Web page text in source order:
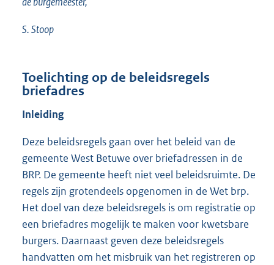
S. Stoop
Toelichting op de beleidsregels
briefadres
Inleiding
Deze beleidsregels gaan over het beleid van de
gemeente West Betuwe over briefadressen in de
BRP. De gemeente heeft niet veel beleidsruimte. De
regels zijn grotendeels opgenomen in de Wet brp.
Het doel van deze beleidsregels is om registratie op
een briefadres mogelijk te maken voor kwetsbare
burgers. Daarnaast geven deze beleidsregels
handvatten om het misbruik van het registreren op